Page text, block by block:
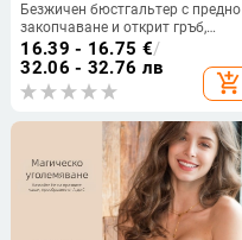
Безжичен бюстгальтер с предно
закопчаване и открит гръб,
дишащ и удобен; чашка 3/4 с
чаши от спондж; основна
материя: нейлон с 50–70%
еластан; подплата: еластан 30–
16.39 - 16.75 €/
32.06 - 32.76 лв
add_shopping_cart